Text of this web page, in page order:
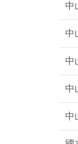
中
中
中
中
中